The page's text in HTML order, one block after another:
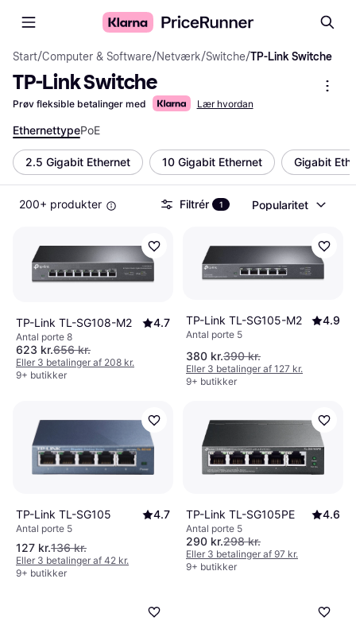
Start/Computer & Software/Netværk/Switche/TP-Link Switche
TP-Link Switche
Prøv fleksible betalinger med Lær hvordan
EthernettypePoE
2.5 Gigabit Ethernet 10 Gigabit Ethernet Gigabit
200+ produkter Filtrér 1 Popularitet
TP-Link TL-SG108-M2 4.7
Antal porte 8
623 kr.656 kr.
Eller 3 betalinger af 208 kr.
9+ butikker
TP-Link TL-SG105-M2 4.9
Antal porte 5
380 kr.390 kr.
Eller 3 betalinger af 127 kr.
9+ butikker
TP-Link TL-SG105 4.7
Antal porte 5
127 kr.136 kr.
Eller 3 betalinger af 42 kr.
9+ butikker
TP-Link TL-SG105PE 4.6
Antal porte 5
290 kr.298 kr.
Eller 3 betalinger af 97 kr.
9+ butikker